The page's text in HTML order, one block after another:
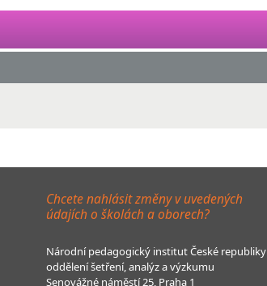
Chcete nahlásit změny v uvedených
údajích o školách a oborech?
Národní pedagogický institut České republiky
oddělení šetření, analýz a výzkumu
Senovážné náměstí 25, Praha 1